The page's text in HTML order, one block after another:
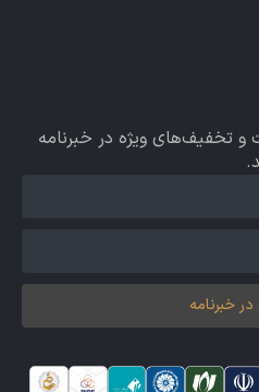
و تخفیف‌های ویژه در خبرنامه
در خبرنامه